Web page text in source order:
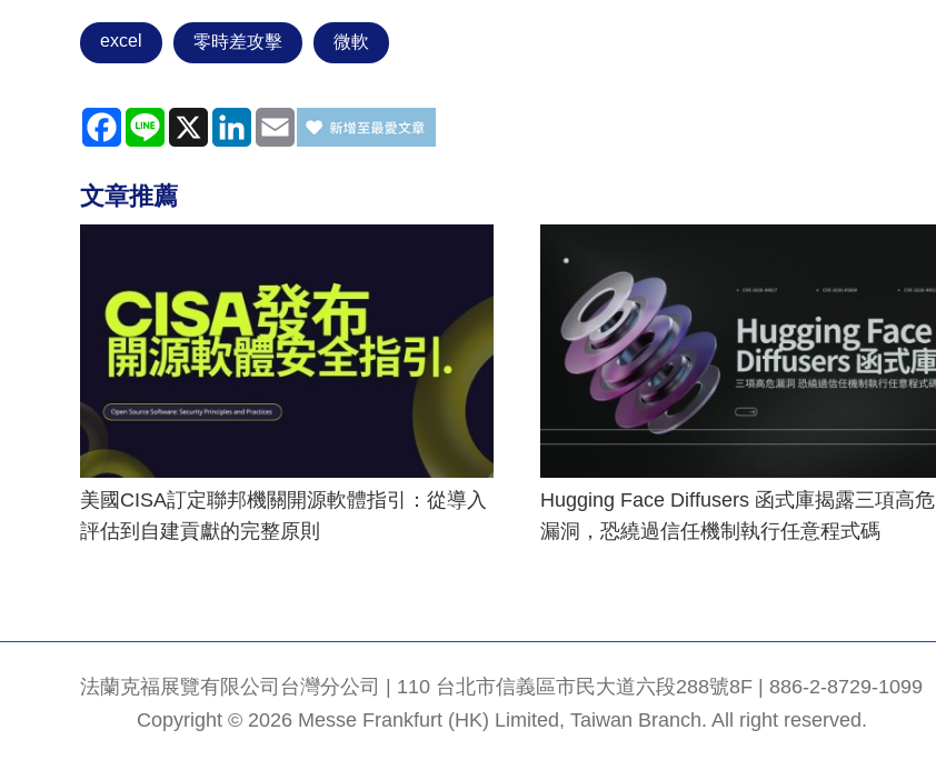
excel 零時差攻擊 微軟
Facebook
Line X LinkedInEmail
文章推薦
美國CISA訂定聯邦機關開源軟體指引：從導入
評估到自建貢獻的完整原則
Hugging Face Diffusers 函式庫揭露三項高危
漏洞，恐繞過信任機制執行任意程式碼
法蘭克福展覽有限公司台灣分公司 | 110 台北市信義區市民大道六段288號8F | 886-2-8729-1099
Copyright © 2026 Messe Frankfurt (HK) Limited, Taiwan Branch. All right reserved.